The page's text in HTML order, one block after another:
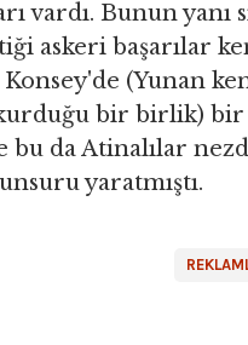
vardı. Bunun yanı
askeri başarılar
(Yunan
bir birlik) bir
bu da Atinalılar
yaratmıştı.